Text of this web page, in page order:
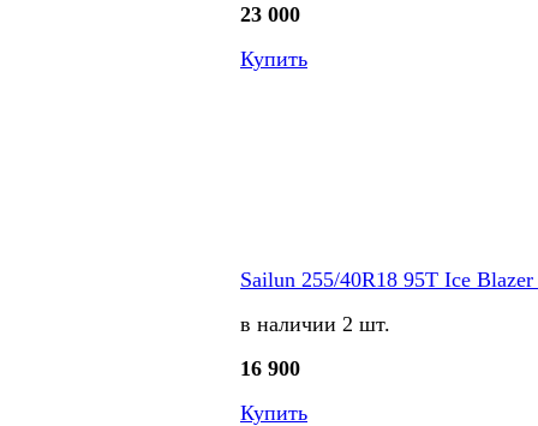
23 000
Купить
Sailun 255/40R18 95T Ice
в наличии 2 шт.
16 900
Купить